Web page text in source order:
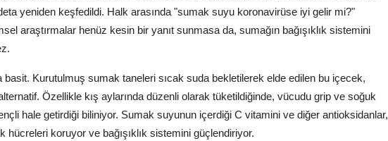
yeniden keşfedildi. Halk arasında "sumak suyu koronavirüse iyi gelir mi?"
araştırmalar henüz kesin bir yanıt sunmasa da, sumağın bağışıklık sistemini
basit. Kurutulmuş sumak taneleri sıcak suda bekletilerek elde edilen bu içecek,
Özellikle kış aylarında düzenli olarak tüketildiğinde, vücudu grip ve soğuk
hale getirdiği biliniyor. Sumak suyunun içerdiği C vitamini ve diğer antioksidanlar,
koruyor ve bağışıklık sistemini güçlendiriyor.